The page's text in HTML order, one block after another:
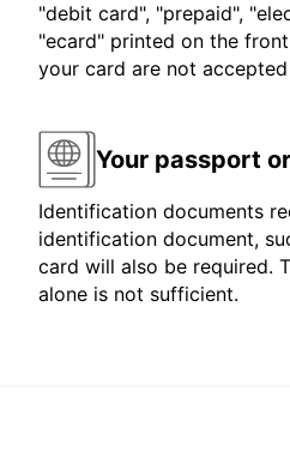
"debit card", "prepaid",
"ecard" printed on the
your card are not accepted
Your passport
Identification documents
identification document,
card will also be required.
alone is not sufficient.